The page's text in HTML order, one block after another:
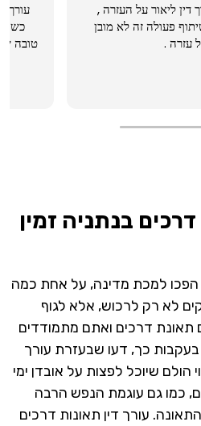
ליווה אותי בתביעה מול משרד הבטחון
עליו שהוא מקצוען ברמה הכי
אפשר לדבר איתו על הכל והוא פשוט
בנתניה זמין
הפכו למכת מדינה, על אחת כמה
לא רק לרכוש, אלא לגוף
דרכים ואתם מתמודדים
בעקבות כך, דעו שבעזרת עורך
הולם שיוכל לפצות על אובדן ימי
כמו גם עוגמת הנפש הרבה
עורך דין תאונות דרכים